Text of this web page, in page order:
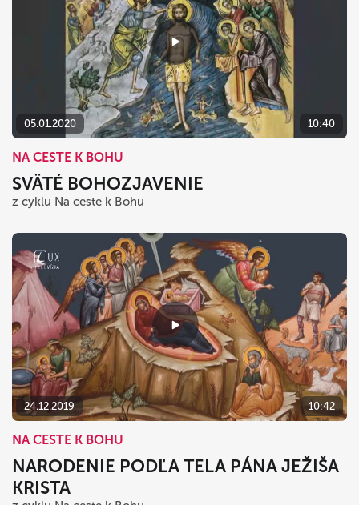
05.01.2020 10:40
NA CESTE K BOHU
SVÄTÉ BOHOZJAVENIE
z cyklu Na ceste k Bohu
24.12.2019 10:42
NA CESTE K BOHU
NARODENIE PODĽA TELA PÁNA JEŽIŠA
KRISTA